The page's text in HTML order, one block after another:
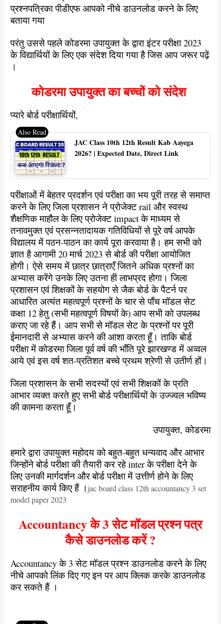
प्रश्नपत्रिका पीडीएफ आपको नीचे डाउनलोड करने के लिए
बताया गया
परंतु उससे पहले कोडरमा उपायुक्त के द्वारा इंटर परीक्षा 2023
के विद्यार्थियों के लिए एक संदेश दिया गया है जिस आप जरूर पढ़ें
।
कोडरमा उपायुक्त का बच्चों को संदेश
प्यारे बोर्ड परीक्षार्थियों,
JAC Class 10th 12th Result Kab Aayega
2026? | Expected Date, Direct Link
परीक्षाओं में बेहतर प्रदर्शन एवं परीक्षा का भय पूरी तरह से समाप्त
करने के लिए जिला प्रशासन ने प्रोजेक्ट rail और स्वस्थ
शैक्षणिक माहौल के लिए प्रोजेक्ट impact के माध्यम से
तनावमुक्त एवं प्रसन्नतादायक गतिविधियों से पूरे वर्ष आपके
विद्यालय में पठन-पाठन का कार्य पूरा करवाया है। हम सभी को
ज्ञात है आगामी 20 मार्च 2023 से बोर्ड की परीक्षा आयोजित
होगी। ऐसे समय में छात्र छात्राएँ जितने अधिक प्रश्नों का
अभ्यास करेंगे उनके लिए उतना ही लाभप्रद होगा। जिला
प्रशासन एवं शिक्षकों के सहयोग से जैक बोर्ड के पैटर्न पर
आधारित अत्यंत महत्वपूर्ण प्रश्नों के चार से पाँच मॉडल सेट
कक्षा 12 हेतु (सभी महत्वपूर्ण विषयों के) आप सभी को उपलब्ध
कराए जा रहे हैं। आप सभी से मॉडल सेट के प्रश्नों पर पूरी
ईमानदारी से अभ्यास करने की आशा करता हूँ। ताकि बोर्ड
परीक्षा में कोडरमा जिला पूर्व वर्ष की भाँति पूरे झारखण्ड में अव्वल
आये एवं इस वर्ष शत-प्रतिशत बच्चे प्रथम श्रेणी से उतीर्ण हों।
जिला प्रशासन के सभी सदस्यों एवं सभी शिक्षकों के प्रति
आभार व्यक्त करते हुए सभी बोर्ड परीक्षार्थियों के उज्ज्वल भविष्य
की कामना करता हूँ।
उपायुक्त, कोडरमा
हमारे द्वारा उपायुक्त महोदय को बहुत-बहुत धन्यवाद और आभार
जिन्होंने बोर्ड परीक्षा की तैयारी कर रहे inter के परीक्षा देने के
लिए उनकी मार्गदर्शन और बोर्ड परीक्षा में उत्तीर्ण होने के लिए
सराहनीय कार्य किए हैं । jac board class 12th accountancy 3 set
model paper 2023
Accountancy के 3 सेट मॉडल प्रश्न पत्र
कैसे डाउनलोड करें ?
Accountancy के 3 सेट मॉडल प्रश्न डाउनलोड करने के लिए
नीचे आपको लिंक दिए गए इन पर आप क्लिक करके डाउनलोड
कर सकते हैं ।